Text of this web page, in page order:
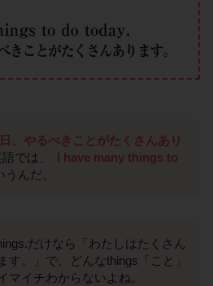
、やるべきことがたくさんあり
では、
I have many things to
うんだ。
だけなら「わたしはたくさん
す。」で、どんなthings「こと」
マイチわからないよね。